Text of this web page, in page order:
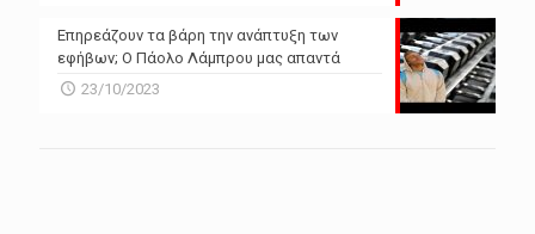
Επηρεάζουν τα βάρη την ανάπτυξη των
εφήβων; Ο Πάολο Λάμπρου μας απαντά
23/10/2023